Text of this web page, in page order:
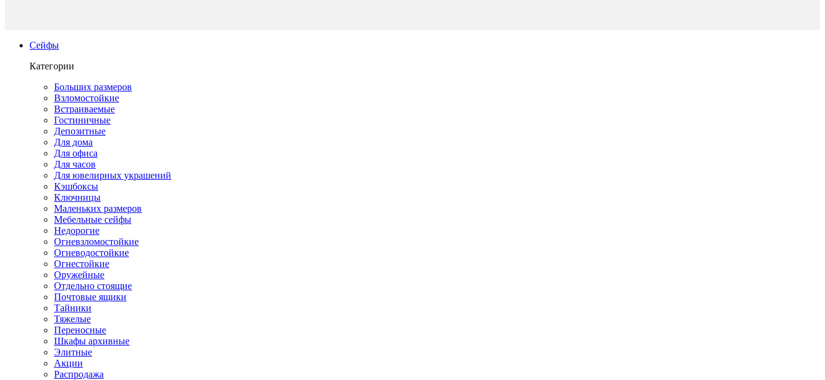
Сейфы
Категории
Больших размеров
Взломостойкие
Встраиваемые
Гостиничные
Депозитные
Для дома
Для офиса
Для часов
Для ювелирных украшений
Кэшбоксы
Ключницы
Маленьких размеров
Мебельные сейфы
Недорогие
Огневзломостойкие
Огневодостойкие
Огнестойкие
Оружейные
Отдельно стоящие
Почтовые ящики
Тайники
Тяжелые
Переносные
Шкафы архивные
Элитные
Акции
Распродажа